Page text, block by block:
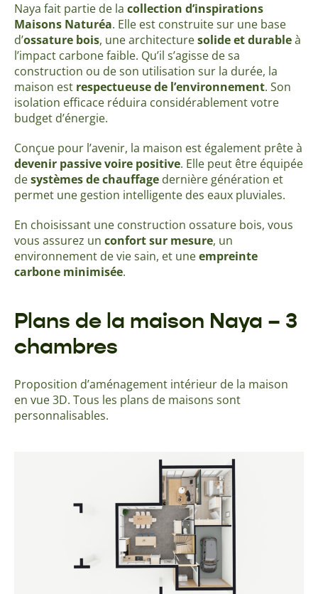
Naya fait partie de la collection d’inspirations
Maisons Naturéa. Elle est construite sur une base
d’ossature bois, une architecturesolide et durableà
l’impact carbone faible. Qu’il s’agisse de sa
construction ou de son utilisation sur la durée, la
maison est respectueuse de l’environnement. Son
isolation efficace réduira considérablement votre
budget d’énergie.
Conçue pour l’avenir, la maison est également prête à
devenir passivevoire positive. Elle peut être équipée
desystèmes de chauffage dernière génération et
permet une gestion intelligente des eaux pluviales.
En choisissant une construction ossature bois, vous
vous assurez un confort sur mesure, un
environnement de vie sain, et uneempreinte
carbone minimisée.
Plans de la maison Naya – 3
chambres
Proposition d’aménagement intérieur de la maison
en vue 3D. Tous les plans de maisons sont
personnalisables.